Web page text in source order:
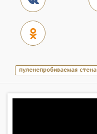
пуленепробиваемая стена